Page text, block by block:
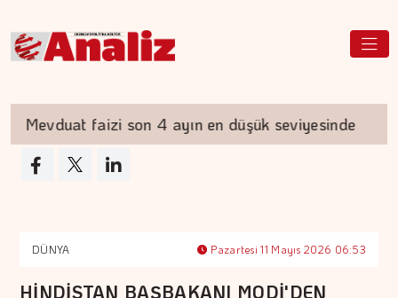
Mevduat faizi son 4 ayın en düşük seviyesinde
DÜNYA Pazartesi 11 Mayıs 2026 06:53
HİNDİSTAN BAŞBAKANI MODİ'DEN